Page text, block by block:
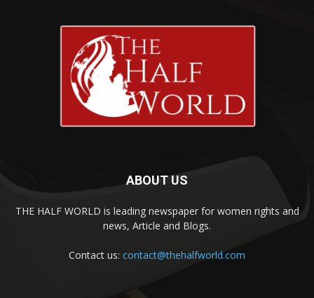
ABOUT US
THE HALF WORLD is leading newspaper for women rights and
news, Article and Blogs.
Contact us: contact@thehalfworld.com